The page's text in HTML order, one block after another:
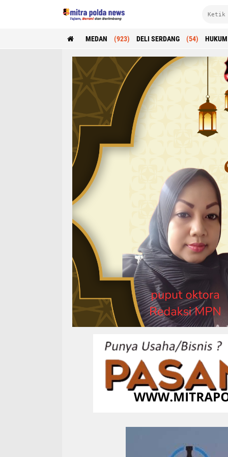
MEDAN (923) DELI SERDANG (54) HUKUM